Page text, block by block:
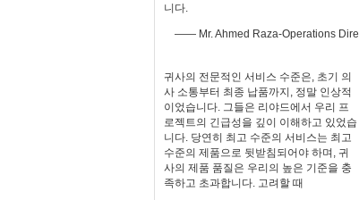
니다.
—— Mr. Ahmed Raza-Operations Dire
귀사의 전문적인 서비스 수준은, 초기 의
사 소통부터 최종 납품까지, 정말 인상적
이었습니다. 그들은 리야드에서 우리 프
로젝트의 긴급성을 깊이 이해하고 있었습
니다. 당연히 최고 수준의 서비스는 최고
수준의 제품으로 뒷받침되어야 하며, 귀
사의 제품 품질은 우리의 높은 기준을 충
족하고 초과합니다. 고려할 때